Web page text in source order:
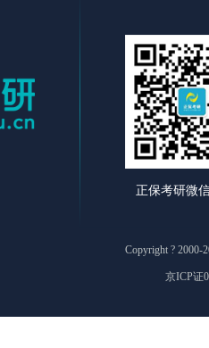
正保考研微
Copyright ?
京ICP证